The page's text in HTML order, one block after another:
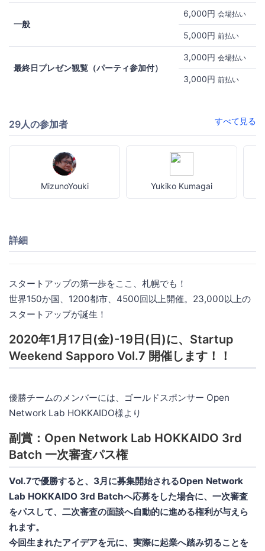
一般
6,000円 会場払い
5,000円 前払い
最終日プレゼン観覧（パーティ参加付）
3,000円 会場払い
3,000円 前払い
29人の参加者 すべて見る
MizunoYouki Yukiko Kumagai
詳細
スタートアップの第一歩をここ、札幌でも！
世界150か国、1200都市、4500回以上開催。23,000以上の
スタートアップが誕生！
2020年1月17日(金)-19日(日)に、Startup
Weekend Sapporo Vol.7 開催します！！
優勝チームのメンバーには、ゴールドスポンサー Open
Network Lab HOKKAIDO様より
副賞：Open Network Lab HOKKAIDO 3rd
Batch 一次審査パス権
Vol.7で優勝すると、3月に募集開始されるOpen Network
Lab HOKKAIDO 3rd Batchへ応募をした場合に、一次審査
をパスして、二次審査の面談へ自動的に進める権利が与えら
れます。
今回生まれたアイデアを元に、実際に起業へ踏み切ることを